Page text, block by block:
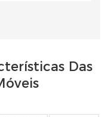
Das